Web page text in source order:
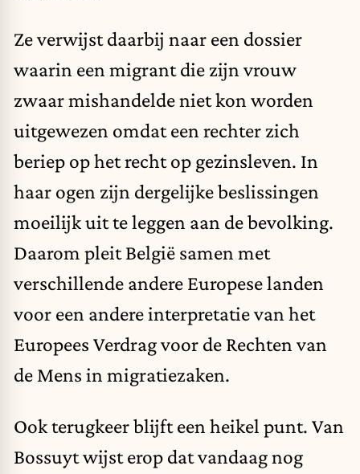
Ze verwijst daarbij naar een dossier
waarin een migrant die zijn vrouw
zwaar mishandelde niet kon worden
uitgewezen omdat een rechter zich
beriep op het recht op gezinsleven. In
haar ogen zijn dergelijke beslissingen
moeilijk uit te leggen aan de bevolking.
Daarom pleit België samen met
verschillende andere Europese landen
voor een andere interpretatie van het
Europees Verdrag voor de Rechten van
de Mens in migratiezaken.
Ook terugkeer blijft een heikel punt. Van
Bossuyt wijst erop dat vandaag nog